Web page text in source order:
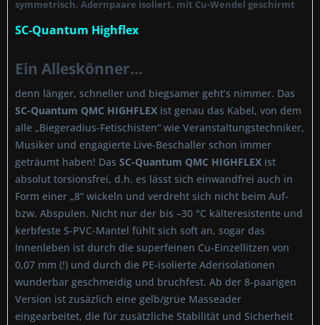
symmetrisch, Adernpaare isoliert, mit Cu-Wendel geschirmt
SC-Quantum Highflex
Ein Alleskönner...
denn länger, schneller und biegsamer geht’s nimmer. Das
SC-Quantum QMC HIGHFLEX ist genau das Kabel, von dem
alle „Biegeradius-Fetischisten“ wie Veranstaltungstechniker,
Musiker und engagierte Live-Beschaller schon immer
geträumt haben! Das SC-Quantum QMC HIGHFLEX ist
absolut torsionsfrei, d.h. es lässt sich einwandfrei auch in
Form einer „8“ wickeln und verdreht sich nicht beim Auf-
bzw. Abspulen. Nicht nur der bis –30 °C kälteresistente und
kerbfeste S-PVC-Mantel fühlt sich soft an, sogar das
Innenleben ist durch die superfeinen Cu-Einzellitzen von
0,07 mm (!) und durch die PE-isolierte Aderisolationen
wunderbar geschmeidig und bruchfest. Ab der 8-paarigen
Version ist zusäzlich eine gelb/grüe Masseader
eingearbeitet, die für zusätzliche Stabilität und Sicherheit